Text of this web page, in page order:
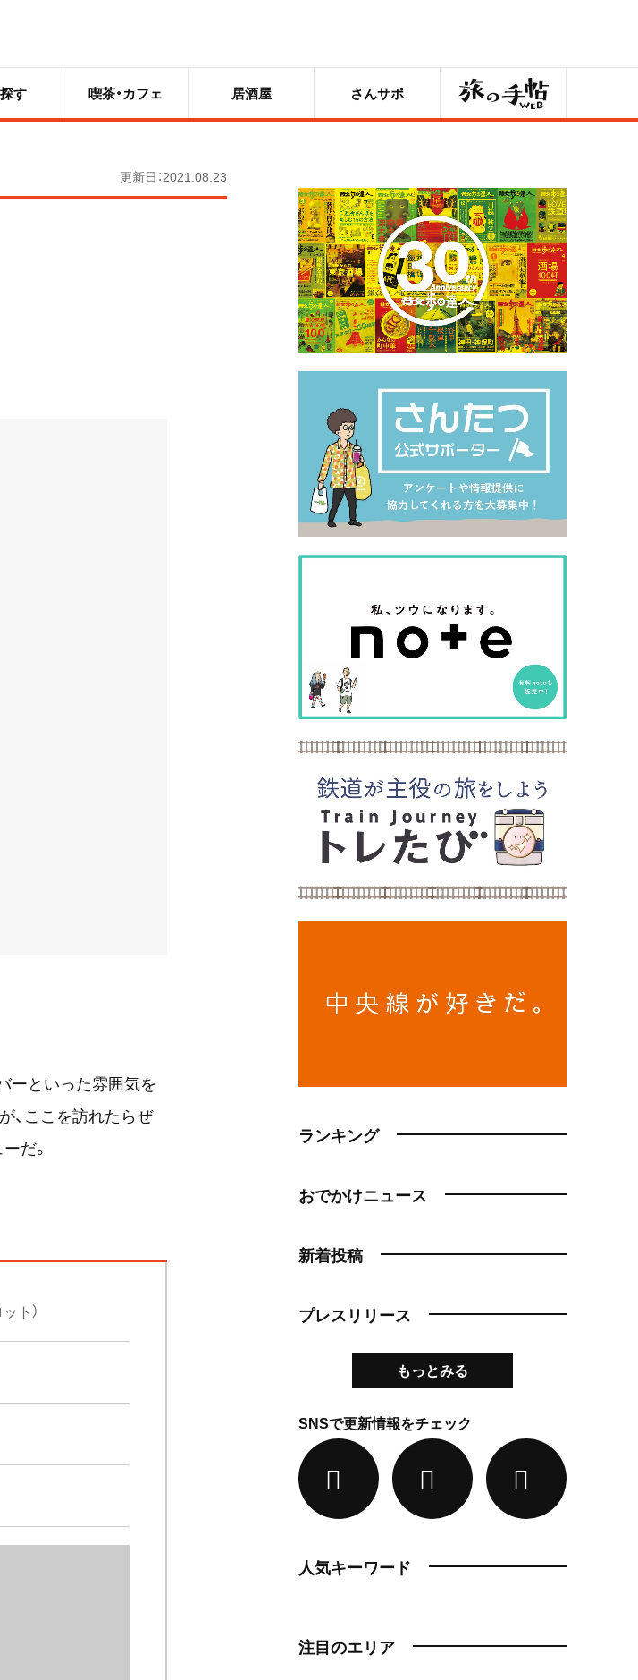
す 喫茶・カフェ 居酒屋 さんサポ 旅の手帖
更新日：2021.08.23
ーといった雰囲気を
、ここを訪れたらぜ
だ。
ト）
ランキング
おでかけニュース
新着投稿
プレスリリース
もっとみる
SNSで更新情報をチェック
人気キーワード
注目のエリア